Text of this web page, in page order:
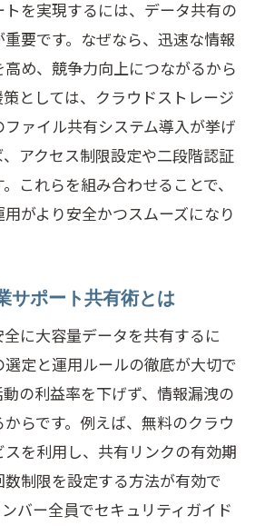
タ運用の営業サポート事例紹
トで注目のデータ運用トレン
さえたい営業サポートの要点
ト現場の実践運用ポイント集
タ運用で営業サポートが進化
を実現するには、データ共有の
要です。なぜなら、迅速な情報
め、競争力向上につながるから
としては、クラウドストレージ
ァイル共有システム導入が挙げ
アクセス制限設定や二段階認証
これらを組み合わせることで、
がより安全かつスムーズになり
サポート共有術とは
に大容量データを共有するに
定と運用ルールの徹底が大切で
の利益率を下げず、情報漏洩の
らです。例えば、無料のクラウ
スを利用し、共有リンクの有効期
制限を設定する方法が有効で
バー全員でセキュリティガイド